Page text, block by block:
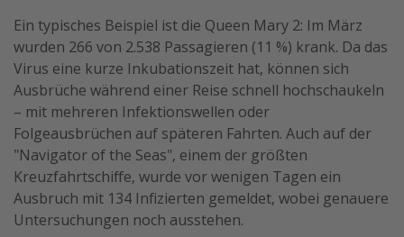
Travel Know How
Silvesterreisen
Last Minute Urlaub Mallorca
Last Minute Urlaub Deutschland
Ein typisches Beispiel ist die Queen Mary 2: Im März
wurden 266 von 2.538 Passagieren (11 %) krank. Da das
Virus eine kurze Inkubationszeit hat, können sich
Ausbrüche während einer Reise schnell hochschaukeln
– mit mehreren Infektionswellen oder
Folgeausbrüchen auf späteren Fahrten. Auch auf der
"Navigator of the Seas", einem der größten
Kreuzfahrtschiffe, wurde vor wenigen Tagen ein
Ausbruch mit 134 Infizierten gemeldet, wobei genauere
Untersuchungen noch ausstehen.